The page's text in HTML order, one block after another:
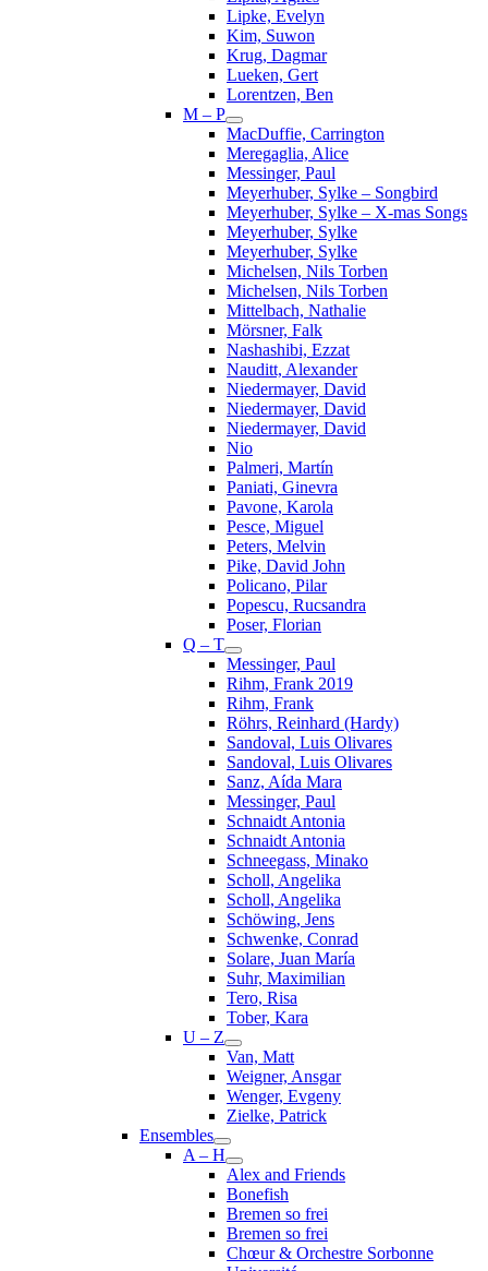
Lipke, Evelyn
Kim, Suwon
Krug, Dagmar
Lueken, Gert
Lorentzen, Ben
M – P
MacDuffie, Carrington
Meregaglia, Alice
Messinger, Paul
Meyerhuber, Sylke – Songbird
Meyerhuber, Sylke – X-mas Songs
Meyerhuber, Sylke
Meyerhuber, Sylke
Michelsen, Nils Torben
Michelsen, Nils Torben
Mittelbach, Nathalie
Mörsner, Falk
Nashashibi, Ezzat
Nauditt, Alexander
Niedermayer, David
Niedermayer, David
Niedermayer, David
Nio
Palmeri, Martín
Paniati, Ginevra
Pavone, Karola
Pesce, Miguel
Peters, Melvin
Pike, David John
Policano, Pilar
Popescu, Rucsandra
Poser, Florian
Q – T
Messinger, Paul
Rihm, Frank 2019
Rihm, Frank
Röhrs, Reinhard (Hardy)
Sandoval, Luis Olivares
Sandoval, Luis Olivares
Sanz, Aída Mara
Messinger, Paul
Schnaidt Antonia
Schnaidt Antonia
Schneegass, Minako
Scholl, Angelika
Scholl, Angelika
Schöwing, Jens
Schwenke, Conrad
Solare, Juan María
Suhr, Maximilian
Tero, Risa
Tober, Kara
U – Z
Van, Matt
Weigner, Ansgar
Wenger, Evgeny
Zielke, Patrick
Ensembles
A – H
Alex and Friends
Bonefish
Bremen so frei
Bremen so frei
Chœur & Orchestre Sorbonne